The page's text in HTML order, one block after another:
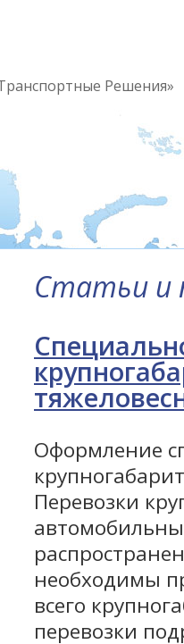
Решения»
Статьи и
Оформление
Перевозки
необходимы
всего
перевозки